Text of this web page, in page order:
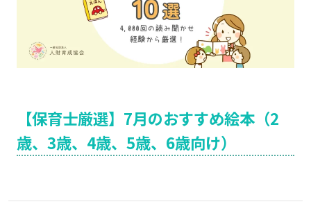
【保育士厳選】7月のおすすめ絵本（2
歳、3歳、4歳、5歳、6歳向け）